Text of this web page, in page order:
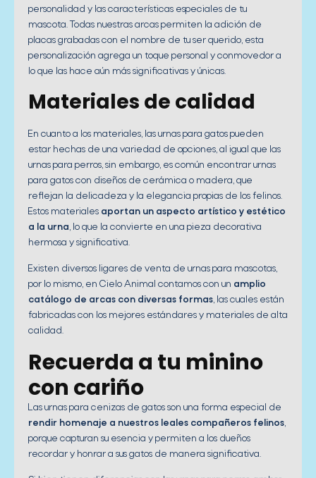
personalidad y las características especiales de tu
mascota. Todas nuestras arcas permiten la adición de
placas grabadas con el nombre de tu ser querido, esta
personalización agrega un toque personal y conmovedor a
lo que las hace aún más significativas y únicas.
Materiales de calidad
En cuanto a los materiales, las urnas para gatos pueden
estar hechas de una variedad de opciones, al igual que las
urnas para perros, sin embargo, es común encontrar urnas
para gatos con diseños de cerámica o madera, que
reflejan la delicadeza y la elegancia propias de los felinos.
Estos materiales aportan un aspecto artístico y estético
a la urna, lo que la convierte en una pieza decorativa
hermosa y significativa.
Existen diversos ligares de venta de urnas para mascotas,
por lo mismo, en Cielo Animal contamos con un amplio
catálogo de arcas con diversas formas, las cuales están
fabricadas con los mejores estándares y materiales de alta
calidad.
Recuerda a tu minino
con cariño
Las urnas para cenizas de gatos son una forma especial de
rendir homenaje a nuestros leales compañeros felinos,
porque capturan su esencia y permiten a los dueños
recordar y honrar a sus gatos de manera significativa.